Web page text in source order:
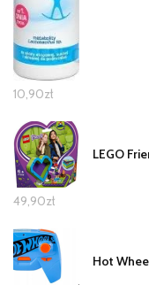
10,90zł
LEGO
49,90zł
Hot